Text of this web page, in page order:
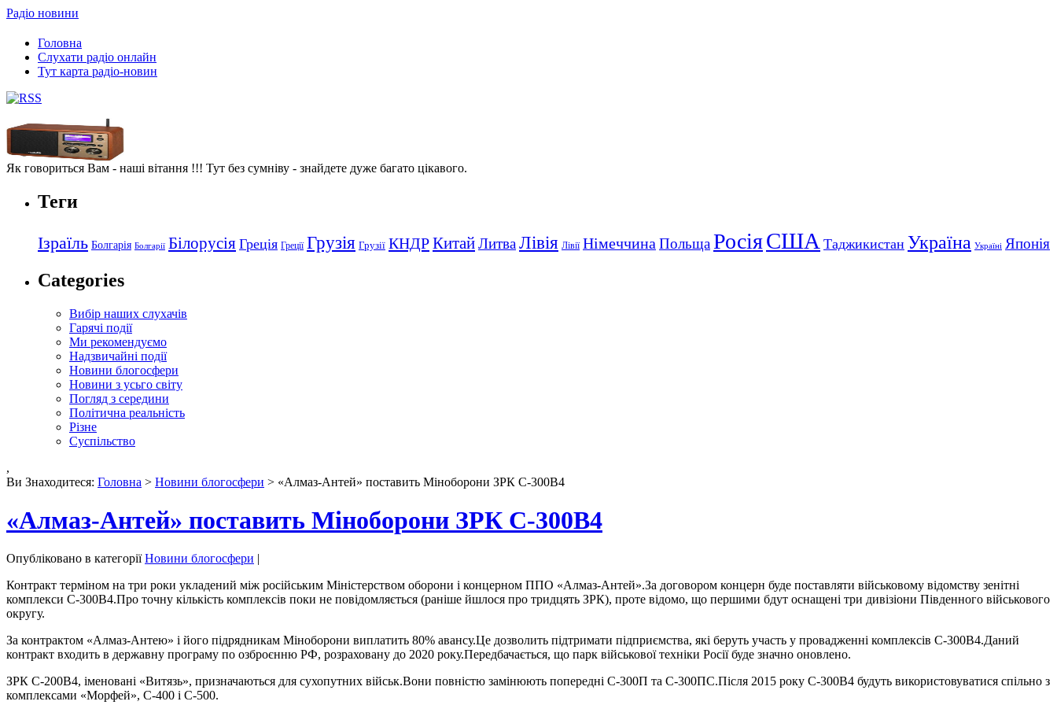
Радіо новини
Головна
Слухати радіо онлайн
Тут карта радіо-новин
Як говориться Вам - наші вітання !!! Тут без сумніву - знайдете дуже багато цікавого.
Теги
Ізраїль Болгарія Болгарії Білорусія Греція Греції Грузія Грузії КНДРКитайЛитваЛівія Лівії Німеччина ПольщаРосіяСША Таджикистан Україна Україні Японія
Categories
Вибір наших слухачів
Гарячі події
Ми рекомендуємо
Надзвичайні події
Новини блогосфери
Новини з усьго світу
Погляд з середини
Політична реальність
Різне
Суспільство
,
Ви Знаходитеся: Головна > Новини блогосфери > «Алмаз-Антей» поставить Міноборони ЗРК С-300В4
«Алмаз-Антей» поставить Міноборони ЗРК С-300В4
Опубліковано в категоріїНовини блогосфери |
Контракт терміном на три роки укладений між російським Міністерством оборони і концерном ППО «Алмаз-Антей».За договором концерн буде поставляти військовому відомству зенітні
комплекси С-300В4.Про точну кількість комплексів поки не повідомляється (раніше йшлося про тридцять ЗРК), проте відомо, що першими бдут оснащені три дивізіони Південного військового
округу.
За контрактом «Алмаз-Антею» і його підрядникам Міноборони виплатить 80% авансу.Це дозволить підтримати підприємства, які беруть участь у провадженні комплексів С-300В4.Даний
контракт входить в державну програму по озброєнню РФ, розраховану до 2020 року.Передбачається, що парк військової техніки Росії буде значно оновлено.
ЗРК С-200В4, іменовані «Витязь», призначаються для сухопутних військ.Вони повністю замінюють попередні С-300П та С-300ПС.Після 2015 року С-300В4 будуть використовуватися спільно з
комплексами «Морфей», С-400 і С-500.